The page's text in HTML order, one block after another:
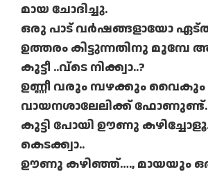
മായ ചോദിച്ചു.
ഒരു പാട് വര്‍ഷങ്ങളായോ ഏട്ത്തി
ഉത്തരം കിട്ടുന്നതിനു മുമ്പേ
കുട്ടീ ..വ്‌ടെ നിക്ക്വാ..?
ഉണ്ണീ വരും മ്പഴക്കും വൈകും
വായനശാലേലിക്ക് ഫോണുണ്ട്.
കുട്ടി പോയി ഊണു
കെടക്ക്വാ..
ഊണു കഴിഞ്ഞ്…., മായയും